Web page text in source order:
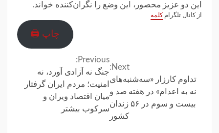
این دو عزیز محصور، این وضع را نگران‌کننده خواند.
از کانال تلگرام کلمه
چاپ 🖨
Reading
Previous:
جنگ نه آزادی آورد، نه
امنیت؛ مردم ایران گرفتار
میان اقتصاد ویران و
سرکوب بيشتر
Next:
تداوم کارزار «سه‌شنبه‌های
نه به اعدام» در هفته صد و
بیست‌ و سوم در ۵۶ زندان
کشور